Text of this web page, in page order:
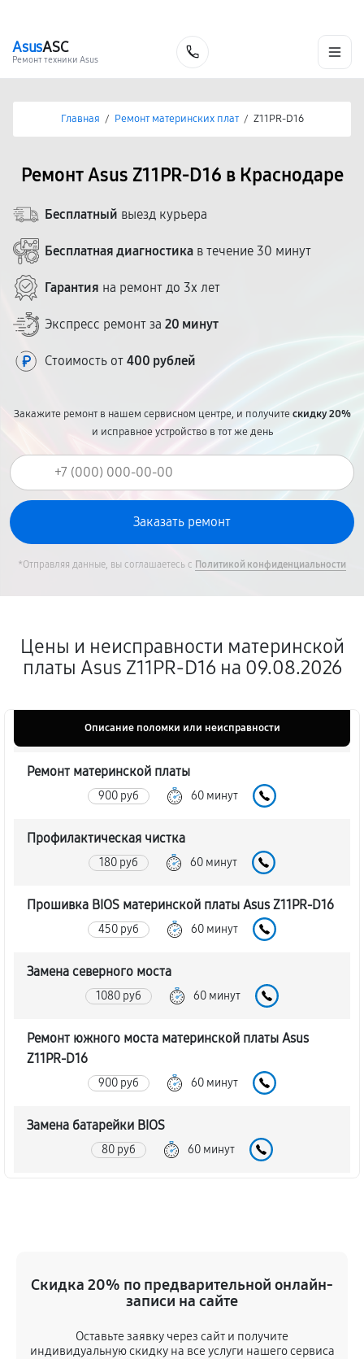
AsusASC
Ремонт техники Asus
Главная / Ремонт материнских плат / Z11PR-D16
Ремонт Asus Z11PR-D16 в Краснодаре
Бесплатный выезд курьера
Бесплатная диагностика в течение 30 минут
Гарантия на ремонт до 3х лет
Экспресс ремонт за 20 минут
Стоимость от 400 рублей
Закажите ремонт в нашем сервисном центре, и получитескидку 20%
и исправное устройство в тот же день
*Отправляя данные, вы соглашаетесь с Политикой конфиденциальности
Цены и неисправности материнской
платы Asus Z11PR-D16 на 09.08.2026
Описание поломки или неисправности
Ремонт материнской платы
900 руб 60 минут
Профилактическая чистка
180 руб 60 минут
Прошивка BIOS материнской платы Asus Z11PR-D16
450 руб 60 минут
Замена северного моста
1080 руб 60 минут
Ремонт южного моста материнской платы Asus
Z11PR-D16
900 руб 60 минут
Замена батарейки BIOS
80 руб 60 минут
Скидка 20% по предварительной онлайн-
записи на сайте
Оставьте заявку через сайт и получите
индивидуальную скидку на все услуги нашего сервиса